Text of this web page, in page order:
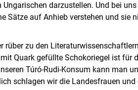
darzustellen. Und bei
Sätze auf Anhieb verstehen und sie
rüber zu den
Quark gefüllte Schokoriegel ist für
Túró-Rudi-Konsum kann man
schlagen wir die Landesfrauen und